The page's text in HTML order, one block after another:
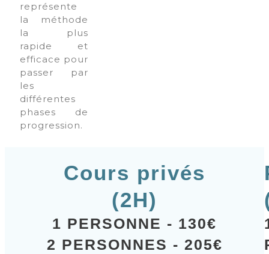
représente
la méthode
la plus
rapide et
efficace pour
passer par
les
différentes
phases de
progression.
Cours privés
(2H)
1 PERSONNE - 130€
2 PERSONNES - 205€